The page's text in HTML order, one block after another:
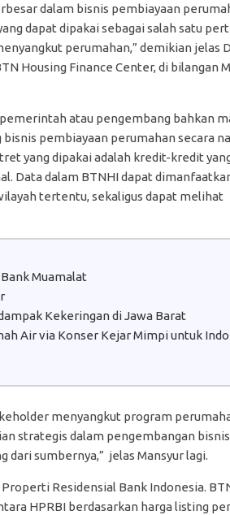
dalam bisnis pembiayaan
dapat dipakai sebagai salah satu
perumahan,” demikian jelas
Housing Finance Center, di bilangan
atau pengembang bahkan
pembiayaan perumahan secara
yang dipakai adalah kredit-kredit
Data dalam BTNHI dapat
tertentu, sekaligus dapat melihat
Muamalat
Kekeringan di Jawa Barat
Air via Konser Kejar Mimpi untuk
menyangkut program
strategis dalam pengembangan bisnis
dari sumbernya,” jelas Mansyur lagi.
Residensial Bank Indonesia.
HPRBI berdasarkan harga listing